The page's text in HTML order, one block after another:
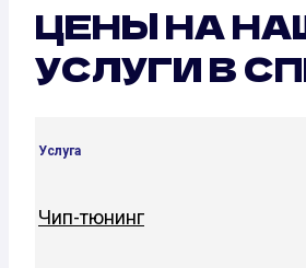
ЦЕНЫ НА
УСЛУГИ В
Услуга
Чип-тюнинг